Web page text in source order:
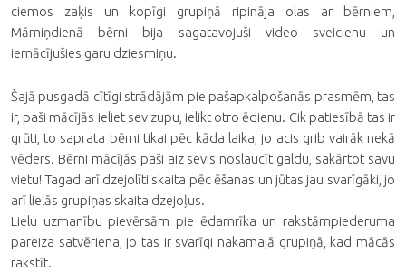
ciemos zaķis un kopīgi grupiņā ripināja olas ar bērniem,
Māmiņdienā bērni bija sagatavojuši video sveicienu un
iemācījušies garu dziesmiņu.
Šajā pusgadā cītīgi strādājām pie pašapkalpošanās prasmēm, tas
ir, paši mācījās ieliet sev zupu, ielikt otro ēdienu. Cik patiesībā tas ir
grūti, to saprata bērni tikai pēc kāda laika, jo acis grib vairāk nekā
vēders. Bērni mācījās paši aiz sevis noslaucīt galdu, sakārtot savu
vietu! Tagad arī dzejolīti skaita pēc ēšanas un jūtas jau svarīgāki, jo
arī lielās grupiņas skaita dzejoļus.
Lielu uzmanību pievērsām pie ēdamrīka un rakstāmpiederuma
pareiza satvēriena, jo tas ir svarīgi nakamajā grupiņā, kad mācās
rakstīt.